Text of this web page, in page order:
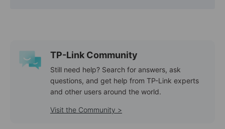
TP-Link Community
Still need help? Search for answers, ask
questions, and get help from TP-Link experts
and other users around the world.
Visit the Community >